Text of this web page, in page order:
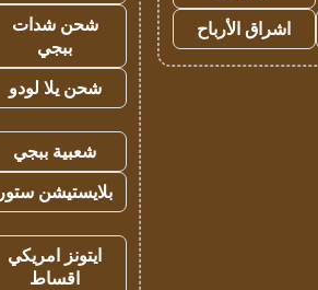
اشراق الأرباح
شحن شدات
ببجي
شحن يلا لودو
شعبية ببجي
بلايستيشن ستور
ايتونز امريكي
اقساط